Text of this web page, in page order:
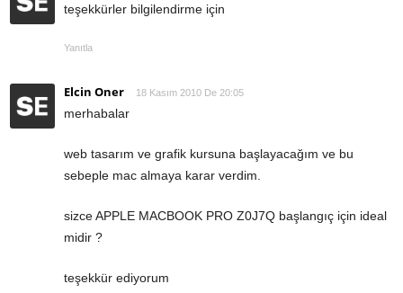
teşekkürler bilgilendirme için
Yanıtla
Elcin Oner 18 Kasım 2010 De 20:05
merhabalar
web tasarım ve grafik kursuna başlayacağım ve bu
sebeple mac almaya karar verdim.
sizce APPLE MACBOOK PRO Z0J7Q başlangıç için ideal
midir ?
teşekkür ediyorum